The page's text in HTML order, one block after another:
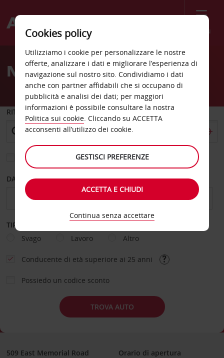
Menù
Welcome
AvisNoleggio auto Edmond
RITIRO DA
Scegli una località di riconsegna diversa
DAL GIORNO AL GIORNO
TIPOLOGIA DI NOLEGGIO
Svago
Lavoro Altro
Conducente di età superiore ai 25 anni
Possiedo un codice sconto
TROVA AUTO
509 East Memorial Road
Orario di apertura
Cookies policy
Utilizziamo i cookie per personalizzare le nostre
offerte, analizzare i dati e migliorare l’esperienza di
navigazione sul nostro sito. Condividiamo i dati
anche con partner affidabili che si occupano di
pubblicità e analisi dei dati; per maggiori
informazioni è possibile consultare la nostra
Politica sui cookie. Cliccando su ACCETTA
acconsenti all’utilizzo dei cookie.
GESTISCI PREFERENZE
ACCETTA E CHIUDI
Continua senza accettare